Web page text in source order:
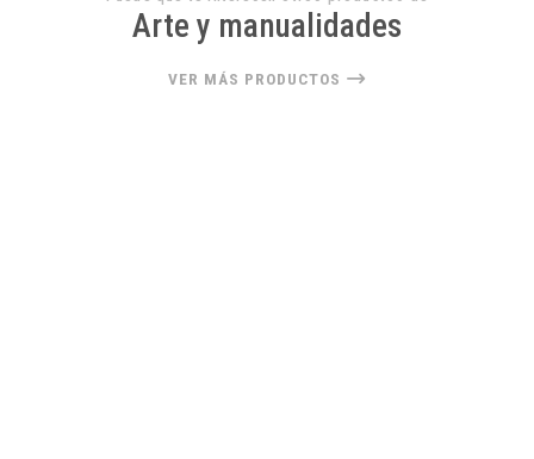
Arte y manualidades
VER MÁS PRODUCTOS